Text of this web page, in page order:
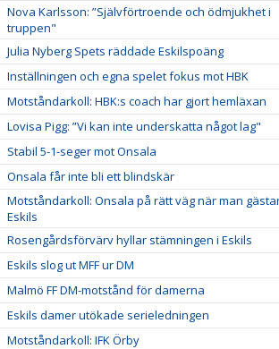
Nova Karlsson: ”Självförtroende och ödmjukhet i
truppen"
Julia Nyberg Spets räddade Eskilspoäng
Inställningen och egna spelet fokus mot HBK
Motståndarkoll: HBK:s coach har gjort hemläxan
Lovisa Pigg: ”Vi kan inte underskatta något lag"
Stabil 5-1-seger mot Onsala
Onsala får inte bli ett blindskär
Motståndarkoll: Onsala på rätt väg när man
Eskils
Rosengårdsförvärv hyllar stämningen i Eskils
Eskils slog ut MFF ur DM
Malmö FF DM-motstånd för damerna
Eskils damer utökade serieledningen
Motståndarkoll: IFK Örby